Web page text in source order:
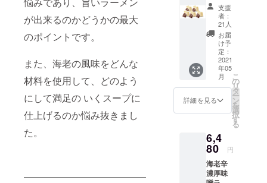
が出来るのかどうかの最大
のポイントです。
また、海老の風味をどんな
材料を使用して、どのよう
にして満足の いくスープに
仕上げるのか悩み抜きまし
た。
は、えびせ
んべいメー
カーとして
十分管理さ
れた状態で
の製造そし
て、全国の
百貨店・量
販店・専門
心に広く販
売するまで
に至りまし
海老辛
濃厚味
噌ラー
メン（2
食入）
×5 10
食セッ
ト 限
定100
賞味期
限 海老
辛濃厚
味噌
ン（製
造日よ
り90
日） 保
存方法
支援
者：
21人
お届
け予
定：
2021
年05
月
詳細を見る
こ
の
リ
タ
ー
ン
を
選
択
す
る
6,4
80 円
海老辛
濃厚味